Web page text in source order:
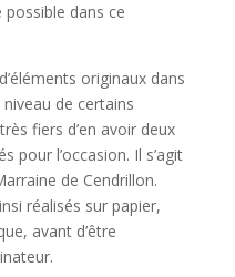
dans ce
originaux dans
de certains
fiers d’en avoir deux
pour l’occasion. Il s’agit
de Cendrillon.
réalisés sur papier,
avant d’être